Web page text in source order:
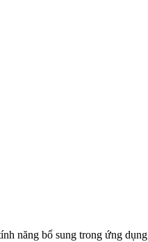
năng bổ sung trong ứng dụng